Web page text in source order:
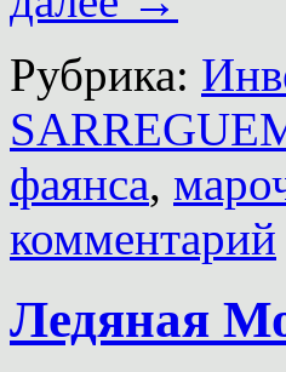
Рубрика:
фаянса,
комментарий
Ледяная